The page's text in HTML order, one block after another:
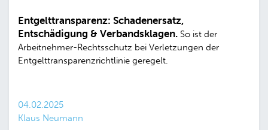
Entgelttransparenz: Schadenersatz,
Entschädigung & Verbandsklagen. So ist der
Arbeitnehmer-Rechtsschutz bei Verletzungen der
Entgelttransparenzrichtlinie geregelt.
04.02.2025
Klaus Neumann